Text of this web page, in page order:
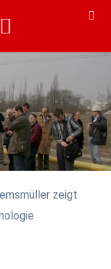
zeigt